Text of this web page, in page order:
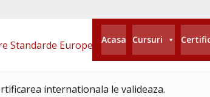
Acasa Cursuri
internationala le valideaza.